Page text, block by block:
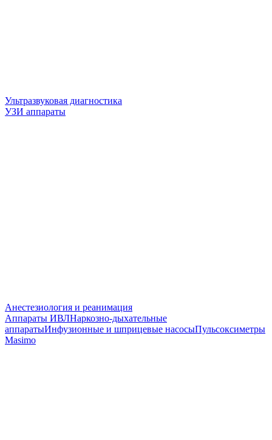
Ультразвуковая диагностика
УЗИ аппараты
Анестезиология и реанимация
Аппараты ИВЛНаркозно-дыхательные
аппаратыИнфузионные и шприцевые насосыПульсоксиметры
Masimo